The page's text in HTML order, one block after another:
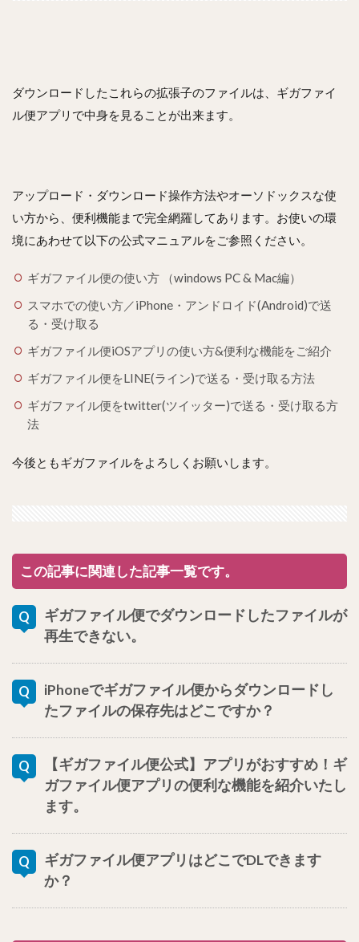
ダウンロードしたこれらの拡張子のファイルは、ギガファイ
ル便アプリで中身を見ることが出来ます。
アップロード・ダウンロード操作方法やオーソドックスな使
い方から、便利機能まで完全網羅してあります。お使いの環
境にあわせて以下の公式マニュアルをご参照ください。
ギガファイル便の使い方 （windows PC & Mac編）
スマホでの使い方／iPhone・アンドロイド(Android)で送
る・受け取る
ギガファイル便iOSアプリの使い方&便利な機能をご紹介
ギガファイル便をLINE(ライン)で送る・受け取る方法
ギガファイル便をtwitter(ツイッター)で送る・受け取る方
法
今後ともギガファイルをよろしくお願いします。
この記事に関連した記事一覧です。
ギガファイル便でダウンロードしたファイルが
再生できない。
iPhoneでギガファイル便からダウンロードし
たファイルの保存先はどこですか？
【ギガファイル便公式】アプリがおすすめ！ギ
ガファイル便アプリの便利な機能を紹介いたし
ます。
ギガファイル便アプリはどこでDLできます
か？